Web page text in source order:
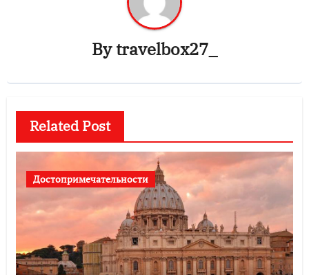
Bytravelbox27_
Related Post
Достопримечательности